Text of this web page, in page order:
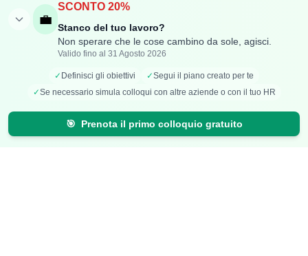
💼
SCONTO 20%
Stanco del tuo lavoro?
Non sperare che le cose cambino da sole, agisci.
Valido fino al 31 Agosto 2026
✓ Definisci gli obiettivi ✓Segui il piano creato per te
✓Se necessario simula colloqui con altre aziende o con il tuo HR
🎯 Prenota il primo colloquio gratuito
Aggiungi Compenso
Stipendi Dipendenti
Fatturati Partite IVA
Classifica Aziende
Mappa Stipendi Italia
Calcolatori